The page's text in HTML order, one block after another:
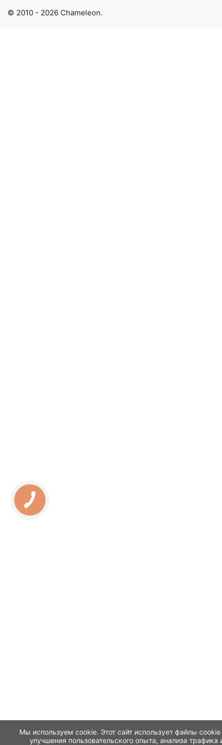
© 2010 - 2026 Chameleon.
Мы используем cookie. Этот сайт использует файлы cookie
улучшения пользовательского опыта, анализа трафика